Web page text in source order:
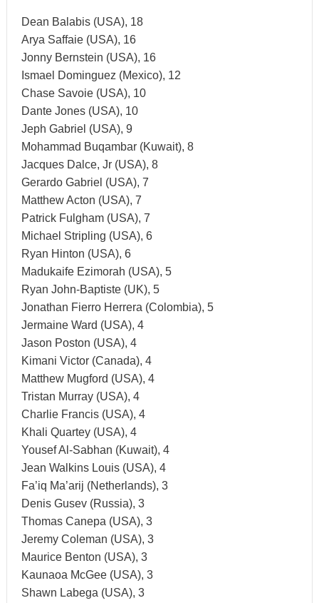
Dean Balabis (USA), 18
Arya Saffaie (USA), 16
Jonny Bernstein (USA), 16
Ismael Dominguez (Mexico), 12
Chase Savoie (USA), 10
Dante Jones (USA), 10
Jeph Gabriel (USA), 9
Mohammad Buqambar (Kuwait), 8
Jacques Dalce, Jr (USA), 8
Gerardo Gabriel (USA), 7
Matthew Acton (USA), 7
Patrick Fulgham (USA), 7
Michael Stripling (USA), 6
Ryan Hinton (USA), 6
Madukaife Ezimorah (USA), 5
Ryan John-Baptiste (UK), 5
Jonathan Fierro Herrera (Colombia), 5
Jermaine Ward (USA), 4
Jason Poston (USA), 4
Kimani Victor (Canada), 4
Matthew Mugford (USA), 4
Tristan Murray (USA), 4
Charlie Francis (USA), 4
Khali Quartey (USA), 4
Yousef Al-Sabhan (Kuwait), 4
Jean Walkins Louis (USA), 4
Fa’iq Ma’arij (Netherlands), 3
Denis Gusev (Russia), 3
Thomas Canepa (USA), 3
Jeremy Coleman (USA), 3
Maurice Benton (USA), 3
Kaunaoa McGee (USA), 3
Shawn Labega (USA), 3